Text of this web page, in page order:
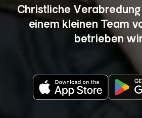
Christliche
einem kleinen Team
betrieben